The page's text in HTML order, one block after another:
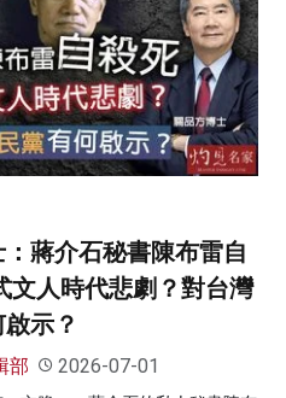
：蔣介石秘書陳布雷自
文人時代悲劇？對台灣
示？
部 2026-07-01